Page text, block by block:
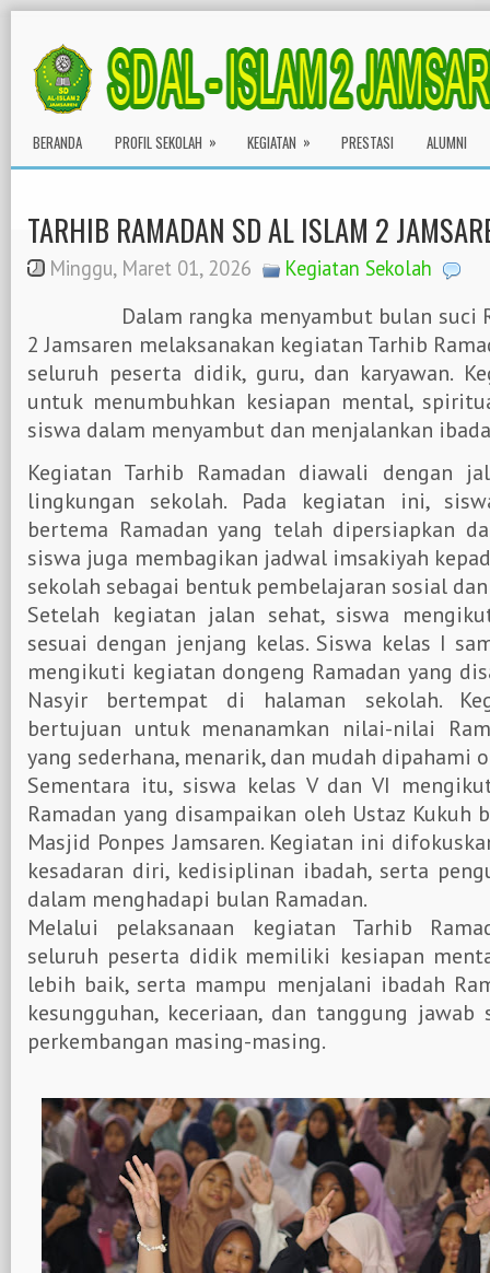
BERANDA PROFIL SEKOLAH » KEGIATAN » PRESTASI ALUMNI
TARHIB RAMADAN SD AL ISLAM 2
Minggu, Maret 01, 2026 Kegiatan Sekolah
Dalam rangka menyambut bulan suci
2 Jamsaren melaksanakan kegiatan Tarhib
seluruh peserta didik, guru, dan karyawan.
untuk menumbuhkan kesiapan mental,
siswa dalam menyambut dan menjalankan
Kegiatan Tarhib Ramadan diawali dengan
lingkungan sekolah. Pada kegiatan ini,
bertema Ramadan yang telah dipersiapkan
siswa juga membagikan jadwal imsakiyah
sekolah sebagai bentuk pembelajaran sosial
Setelah kegiatan jalan sehat, siswa
sesuai dengan jenjang kelas. Siswa kelas I
mengikuti kegiatan dongeng Ramadan yang
Nasyir bertempat di halaman sekolah.
bertujuan untuk menanamkan nilai-nilai
yang sederhana, menarik, dan mudah dipahami
Sementara itu, siswa kelas V dan VI
Ramadan yang disampaikan oleh Ustaz Kukuh
Masjid Ponpes Jamsaren. Kegiatan ini
kesadaran diri, kedisiplinan ibadah, serta
dalam menghadapi bulan Ramadan.
Melalui pelaksanaan kegiatan Tarhib
seluruh peserta didik memiliki kesiapan
lebih baik, serta mampu menjalani ibadah
kesungguhan, keceriaan, dan tanggung jawab
perkembangan masing-masing.